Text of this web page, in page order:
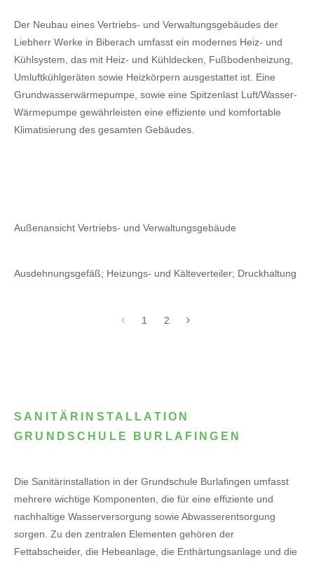
Der Neubau eines Vertriebs- und Verwaltungsgebäudes der
Liebherr Werke in Biberach umfasst ein modernes Heiz- und
Kühlsystem, das mit Heiz- und Kühldecken, Fußbodenheizung,
Umluftkühlgeräten sowie Heizkörpern ausgestattet ist. Eine
Grundwasserwärmepumpe, sowie eine Spitzenlast Luft/Wasser-
Wärmepumpe gewährleisten eine effiziente und komfortable
Klimatisierung des gesamten Gebäudes.
Außenansicht Vertriebs- und Verwaltungsgebäude
Ausdehnungsgefäß; Heizungs- und Kälteverteiler; Druckhaltung
1 2
SANITÄRINSTALLATION
GRUNDSCHULE BURLAFINGEN
Die Sanitärinstallation in der Grundschule Burlafingen umfasst
mehrere wichtige Komponenten, die für eine effiziente und
nachhaltige Wasserversorgung sowie Abwasserentsorgung
sorgen. Zu den zentralen Elementen gehören der
Fettabscheider, die Hebeanlage, die Enthärtungsanlage und die